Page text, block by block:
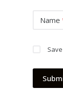
Name